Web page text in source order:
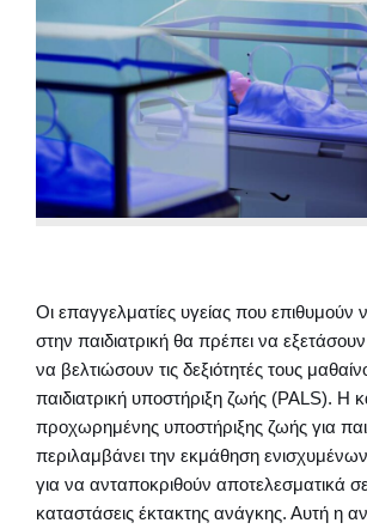
Οι επαγγελματίες υγείας που
στην παιδιατρική θα πρέπει να
να βελτιώσουν τις δεξιότητές τους
παιδιατρική υποστήριξη ζωής (PALS). Η
προχωρημένης υποστήριξης ζωής για
περιλαμβάνει την εκμάθηση
για να ανταποκριθούν αποτελεσματικά σε
καταστάσεις έκτακτης ανάγκης. Αυτή η